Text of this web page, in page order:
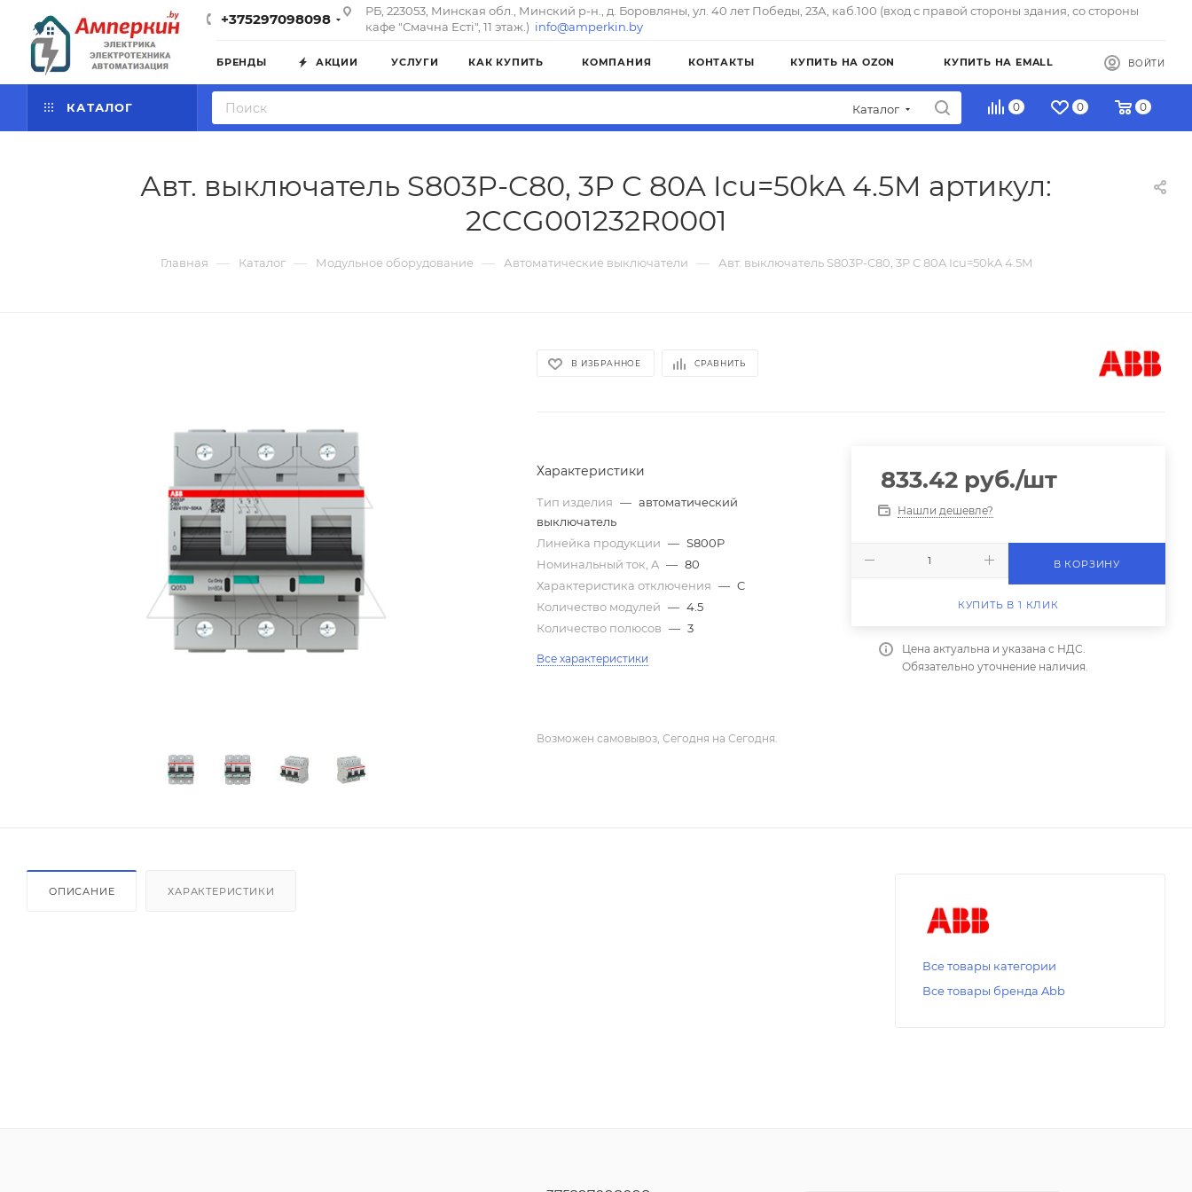
+375297098098
РБ, 223053, Минская обл., Минский р-н., д. Боровляны, ул. 40 лет Победы, 23А, каб.100 (вход с правой стороны здания, со стороны
кафе "Смачна Естi", 11 этаж.) info@amperkin.by
БРЕНДЫ АКЦИИ УСЛУГИ КАК КУПИТЬ КОМПАНИЯ КОНТАКТЫ КУПИТЬ НА OZON КУПИТЬ НА EMALL ВОЙТИ
КАТАЛОГ Каталог 0 0 0
Авт. выключатель S803P-C80, 3P C 80A Icu=50kA 4.5M артикул:
2CCG001232R0001
Главная — Каталог — Модульное оборудование — Автоматические выключатели — Авт. выключатель S803P-C80, 3P C 80A Icu=50kA 4.5M
В ИЗБРАННОЕ СРАВНИТЬ
Характеристики
Тип изделия — автоматический
выключатель
Линейка продукции — S800P
Номинальный ток, A — 80
Характеристика отключения — C
Количество модулей — 4.5
Количество полюсов — 3
Все характеристики
833.42руб./шт
Нашли дешевле?
В КОРЗИНУ
КУПИТЬ В 1 КЛИК
Цена актуальна и указана с НДС.
Обязательно уточнение наличия.
Возможен самовывоз, Сегодня на Сегодня.
ОПИСАНИЕ ХАРАКТЕРИСТИКИ
Все товары категории
Все товары бренда Abb